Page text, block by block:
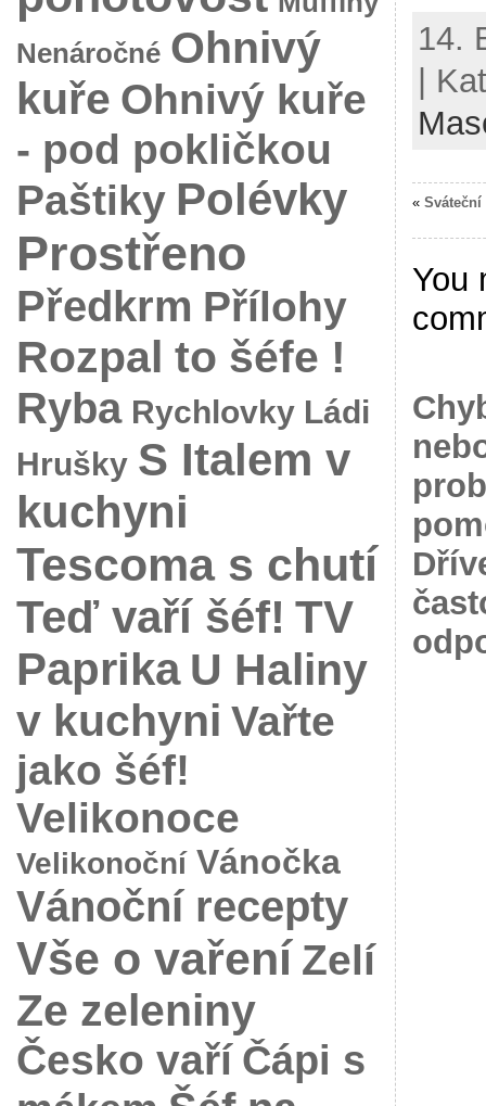
Nenáročné Ohnivý
kuře Ohnivý kuře
- pod pokličkou
Paštiky Polévky
Prostřeno
Předkrm Přílohy
Rozpal to šéfe !
Ryba Rychlovky Ládi
Hrušky S Italem v
kuchyni
Tescoma s chutí
Teď vaří šéf! TV
Paprika U Haliny
v kuchyni Vařte
jako šéf!
Velikonoce
Velikonoční Vánočka
Vánoční recepty
Vše o vaření Zelí
Ze zeleniny
Česko vaří Čápi s
14.
|
« Sváteční
You